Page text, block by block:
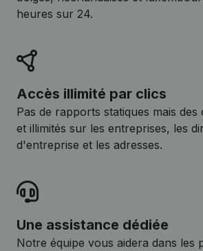
heures sur 24.
Accès illimité par clics
Pas de rapports statiques mais des
et illimités sur les entreprises, les
d'entreprise et les adresses.
Une assistance dédiée
Notre équipe vous aidera dans les